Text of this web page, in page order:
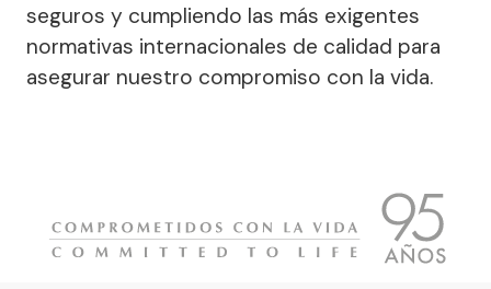
seguros y cumpliendo las más exigentes
normativas internacionales de calidad para
asegurar nuestro compromiso con la vida.